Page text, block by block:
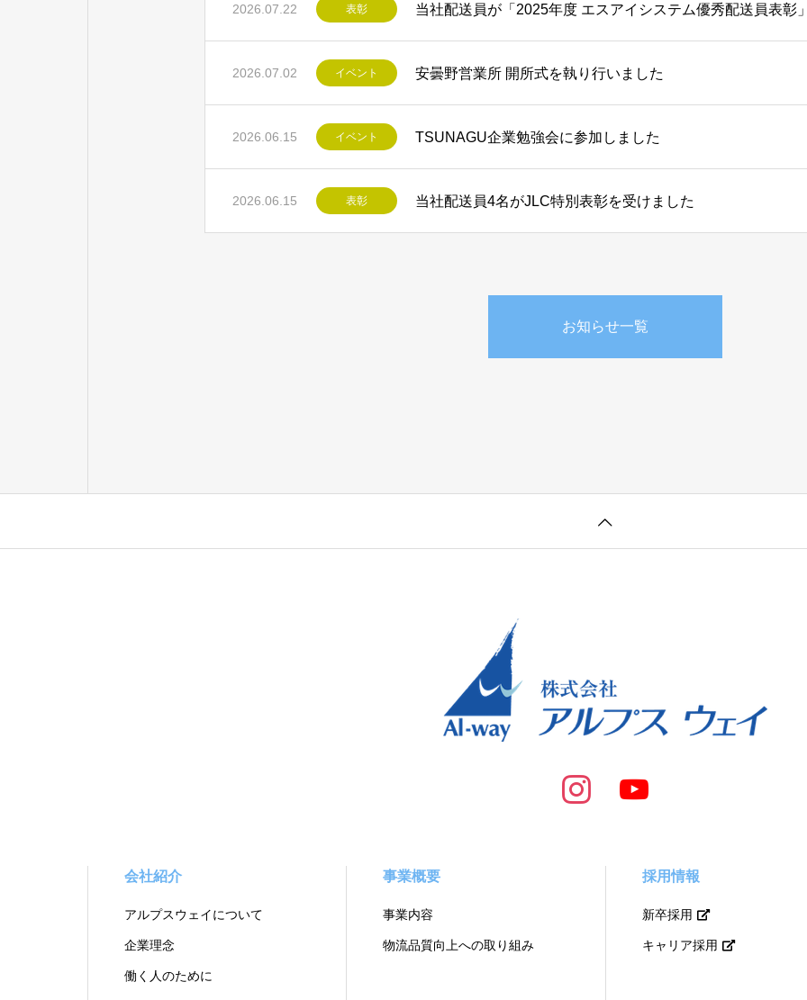
2026.07.22 表彰 当社配送員が「2025年度 エスアイシステム優秀配送員表彰
2026.07.02 イベント 安曇野営業所 開所式を執り行いました
2026.06.15 イベント TSUNAGU企業勉強会に参加しました
2026.06.15 表彰 当社配送員4名がJLC特別表彰を受けました
お知らせ一覧
会社紹介
アルプスウェイについて
企業理念
働く人のために
事業概要
事業内容
物流品質向上への取り組み
採用情報
新卒採用
キャリア採用